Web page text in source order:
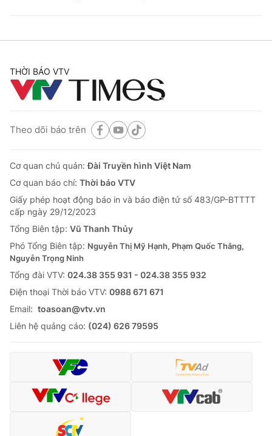
THỜI BÁO VTV
Theo dõi báo trên
Cơ quan chủ quản:Đài Truyền hình Việt Nam
Cơ quan báo chí: Thời báo VTV
Giấy phép hoạt động báo in và báo điện tử số 483/GP-BTTTT
cấp ngày 29/12/2023
Tổng Biên tập: Vũ Thanh Thủy
Phó Tổng Biên tập: Nguyễn Thị Mỹ Hạnh, Phạm Quốc Thắng,
Nguyễn Trọng Ninh
Tổng đài VTV: 024.38 355 931 - 024.38 355 932
Ðiện thoại Thời báo VTV: 0988 671 671
Email: toasoan@vtv.vn
Liên hệ quảng cáo: (024) 626 79595